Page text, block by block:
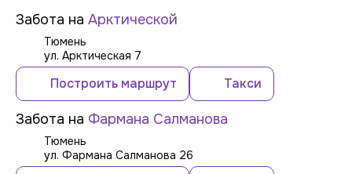
Забота на Арктической
Тюмень
ул. Арктическая 7
Построить маршрут Такси
Забота на Фармана Салманова
Тюмень
ул. Фармана Салманова 26